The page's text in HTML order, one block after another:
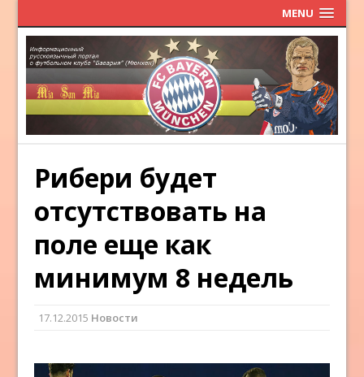
MENU
Рибери будет
отсутствовать на
поле еще как
минимум 8 недель
17.12.2015 Новости